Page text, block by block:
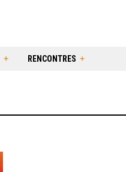
RENCONTRES